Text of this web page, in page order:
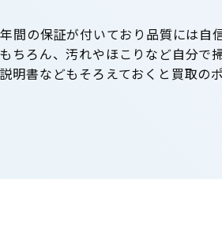
間の保証が付いており品質には
ちろん、汚れやほこりなど自分
明書などもそろえておくと買取